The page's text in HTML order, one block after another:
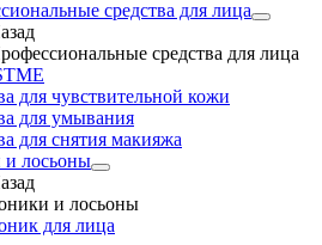
средства для лица
средства для лица
для чувствительной кожи
для умывания
для снятия макияжа
и лосьоны
и лосьоны
для лица